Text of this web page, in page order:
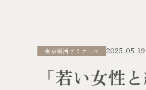
東京婚活ゼミナール 2025-05-19
「若い女性